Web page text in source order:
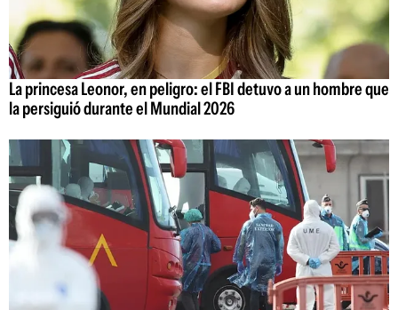
La princesa Leonor, en peligro: el FBI detuvo a un hombre que
la persiguió durante el Mundial 2026